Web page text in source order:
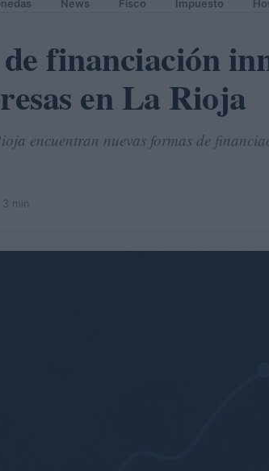
News Fisco Impuesto
financiación
en La Rioja
encuentran nuevas formas de
· 3 min